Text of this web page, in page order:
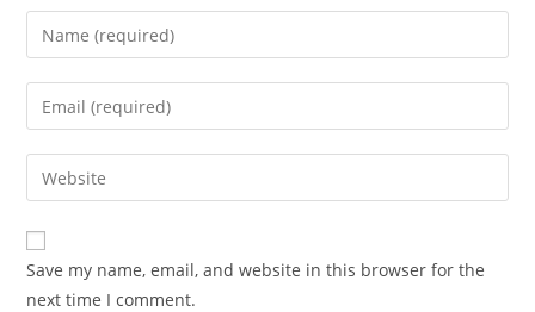
Enter
your
name
comment
Enter
your
email
address
comment
Enter
your
website
URL
(optional)
Save my name, email, and website in this browser for the
next time I comment.